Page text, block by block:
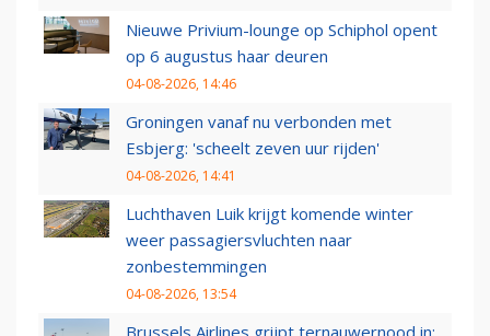
Nieuwe Privium-lounge op Schiphol opent
op 6 augustus haar deuren
04-08-2026, 14:46
Groningen vanaf nu verbonden met
Esbjerg: 'scheelt zeven uur rijden'
04-08-2026, 14:41
Luchthaven Luik krijgt komende winter
weer passagiersvluchten naar
zonbestemmingen
04-08-2026, 13:54